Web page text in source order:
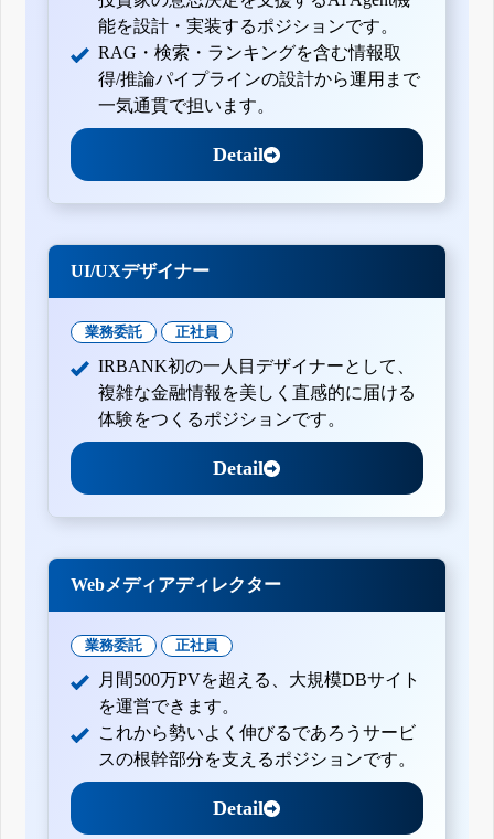
能を設計・実装するポジションです。
RAG・検索・ランキングを含む情報取
得/推論パイプラインの設計から運用まで
一気通貫で担います。
Detail
UI/UXデザイナー
業務委託 正社員
IRBANK初の一人目デザイナーとして、
複雑な金融情報を美しく直感的に届ける
体験をつくるポジションです。
Detail
Webメディアディレクター
業務委託 正社員
月間500万PVを超える、大規模DBサイト
を運営できます。
これから勢いよく伸びるであろうサービ
スの根幹部分を支えるポジションです。
Detail